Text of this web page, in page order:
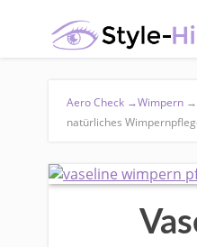
Aero Check →Wimpern →
natürliches